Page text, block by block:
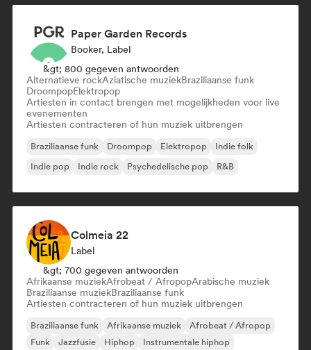
Paper Garden Records
Booker, Label
&gt; 800 gegeven antwoorden
Alternatieve rockAziatische muziekBraziliaanse funk
DroompopElektropop
Artiesten in contact brengen met mogelijkheden voor live
evenementen
Artiesten contracteren of hun muziek uitbrengen
Braziliaanse funk Droompop Elektropop
Indie folk
Indie pop
Indie rock Psychedelische pop R&B
Colmeia 22
Label
&gt; 700 gegeven antwoorden
Afrikaanse muziekAfrobeat / AfropopArabische muziek
Braziliaanse muziekBraziliaanse funk
Artiesten contracteren of hun muziek uitbrengen
Braziliaanse funk Afrikaanse muziek
Afrobeat / Afropop
Funk
Jazzfusie Hiphop
Instrumentale hiphop